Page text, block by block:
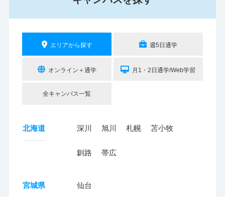
エリアから探す 週5日通学
オンライン＋通学 月1・2日通学/Web学習
全キャンパス一覧
北海道 深川 旭川 札幌 苫小牧
釧路 帯広
宮城県 仙台